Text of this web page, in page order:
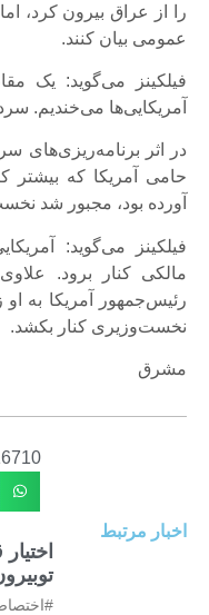
را از عراق بیرون کرد،
عمومی بیان کنند.
فیلکینز می‌گوید: یک
آمریکایی‌ها می‌خندیم.
در اثر برنامه‌ریزی‌های
حامی آمریکا که
آورده بود، مجبور شد
فیلکینز می‌گوید:
مالکی کنار برود.
رئیس‌جمهور آمریکا به
نخست‌وزیری کنار بکشد.
مشرق
اخبار مرتبط